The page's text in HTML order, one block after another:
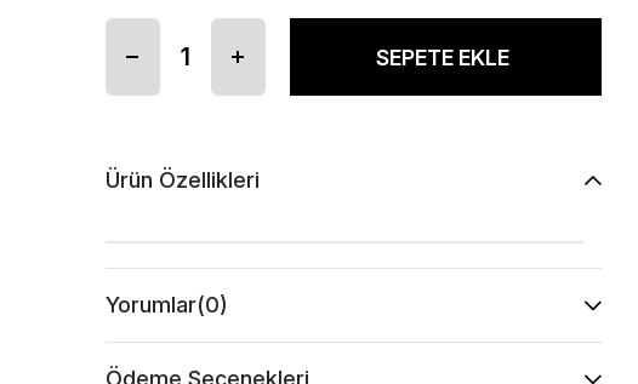
Ürün Özellikleri
Yorumlar(0)
Ödeme Seçenekleri